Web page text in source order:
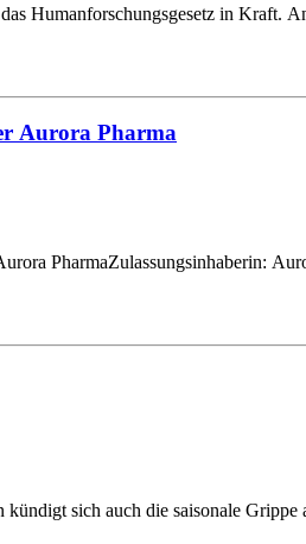
Humanforschungsgesetz in Kraft.
Aurora Pharma
PharmaZulassungsinhaberin:
sich auch die saisonale